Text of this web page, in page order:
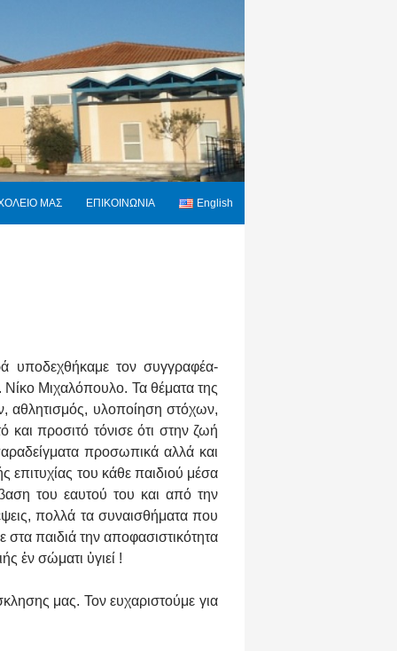
ΜΑΣ ΕΠΙΚΟΙΝΩΝΙΑ English
υποδεχθήκαμε τον συγγραφέα-
Μιχαλόπουλο. Τα θέματα της
αθλητισμός, υλοποίηση στόχων,
προσιτό τόνισε ότι στην ζωή
προσωπικά αλλά και
του κάθε παιδιού μέσα
του εαυτού του και από την
πολλά τα συναισθήματα που
παιδιά την αποφασιστικότητα
ἐν σώματι ὑγιεί !
μας. Τον ευχαριστούμε για